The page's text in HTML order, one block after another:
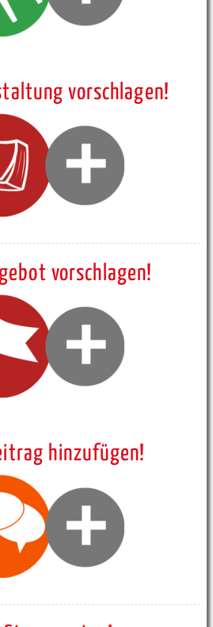
vorschlagen!
vorschlagen!
hinzufügen!